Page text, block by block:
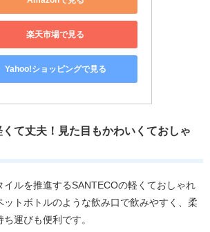
楽天市場で見る
Yahoo!ショッピングで見る
くて丈夫！見た目もかわいくておしゃ
イルを推進するSANTECOの軽くておしゃれ
ットボトルのような飲み口で飲みやすく、柔
運びも便利です。